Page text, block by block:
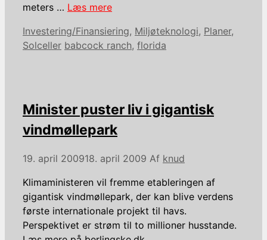
meters … Læs mere
Kategorier
Investering/Finansiering, Miljøteknologi, Planer,
Solceller Tags
babcock ranch, florida
Minister puster liv i gigantisk
vindmøllepark
19. april 200918. april 2009 Af knud
Klimaministeren vil fremme etableringen af
gigantisk vindmøllepark, der kan blive verdens
første internationale projekt til havs.
Perspektivet er strøm til to millioner husstande.